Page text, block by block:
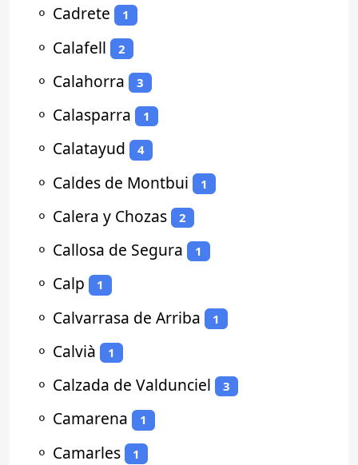
⚬ Cadrete 1
⚬ Calafell 2
⚬ Calahorra 3
⚬ Calasparra 1
⚬ Calatayud 4
⚬ Caldes de Montbui 1
⚬ Calera y Chozas 2
⚬ Callosa de Segura 1
⚬ Calp 1
⚬ Calvarrasa de Arriba 1
⚬ Calvià 1
⚬ Calzada de Valdunciel 3
⚬ Camarena 1
⚬ Camarles 1